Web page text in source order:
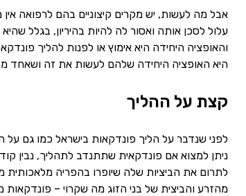
אבל מה לעשות, יש מקרים קיצוניים בהם לרפואה אין
עלול לסכן אותה ואסור לה להיות בהיריון, בגלל
והאופציה היחידה היא אימוץ או לפנות להליך
היא האופציה היחידה שלהם לעשות את זה ושאחד
קצת על ההליך
לפני שנדבר על הליך פונדקאות בישראל כמו גם על
ניתן למצוא אם פונדקאית שתתנדב לתהליך, נבין
לתרום את הביציות שלה שיופרו בהפריה מלאכותית
מהזרע והביצית של בני הזוג מה שקרוי – פונדקאות